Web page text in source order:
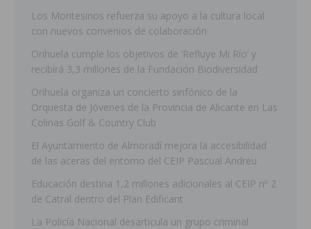
Los Montesinos refuerza su apoyo a la cultura local
con nuevos convenios de colaboración
Orihuela cumple los objetivos de ‘Refluye Mi Río’ y
recibirá 3,3 millones de la Fundación Biodiversidad
Orihuela organiza un concierto sinfónico de la
Orquesta de Jóvenes de la Provincia de Alicante en Las
Colinas Golf & Country Club
El Ayuntamiento de Almoradí mejora la accesibilidad
de las aceras del entorno del CEIP Pascual Andreu
Educación destina 1,2 millones adicionales al CEIP nº 2
de Catral dentro del Plan Edificant
La Policía Nacional desarticula un grupo criminal